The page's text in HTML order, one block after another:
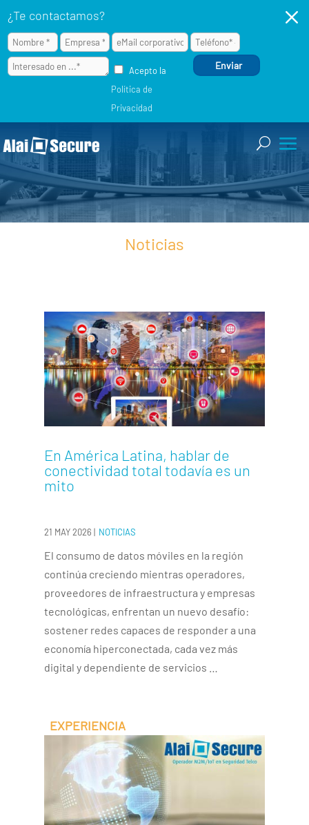
¿Te contactamos?
Acepto la
Política de
Privacidad
M
Noticias
En América Latina, hablar de
conectividad total todavía es un
mito
21 MAY 2026 | NOTICIAS
El consumo de datos móviles en la región
continúa creciendo mientras operadores,
proveedores de infraestructura y empresas
tecnológicas, enfrentan un nuevo desafío:
sostener redes capaces de responder a una
economía hiperconectada, cada vez más
digital y dependiente de servicios …